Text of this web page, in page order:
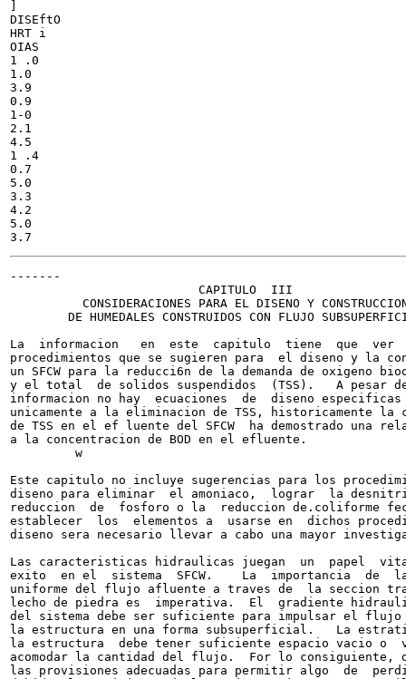
DISEftO
HRT i
OIAS
1 .0
1.0
3.9
0.9
1-0
2.1
4.5
1 .4
0.7
5.0
3.3
4.2
5.0
-------
                          CAPITULO  III
CONSIDERACIONES PARA EL DISENO Y
DE HUMEDALES CONSTRUIDOS CON FLUJO
La  informacion   en  este  capitulo  tiene  que  ver
procedimientos que se sugieren para  el diseno y la
un SFCW para la reducci6n de la demanda de oxigeno
y el total  de solidos suspendidos  (TSS).   A pesar
informacion no hay  ecuaciones  de  diseno especificas
unicamente a la eliminacion de TSS, historicamente la
de TSS en el ef luente del SFCW  ha demostrado una
a la concentracion de BOD en el efluente.
         w
Este capitulo no incluye sugerencias para los
diseno para eliminar  el amoniaco,  lograr  la
reduccion  de  fosforo o la  reduccion de.coliforme
establecer  los  elementos a  usarse en  dichos
diseno sera necesario llevar a cabo una mayor
Las caracteristicas hidraulicas juegan  un  papel
exito  en el  sistema  SFCW.    La  importancia  de
uniforme del flujo afluente a traves de  la seccion
lecho de piedra es  imperativa.  El  gradiente
del sistema debe ser suficiente para impulsar el flujo
la estructura en una forma subsuperficial.   La
la estructura  debe tener suficiente espacio vacio o
acomodar la cantidad del flujo.  For lo consiguiente,
las provisiones adecuadas para permitir algo  de